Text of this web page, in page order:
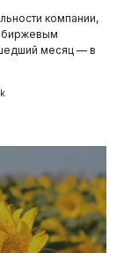
компании,
биржевым
месяц — в